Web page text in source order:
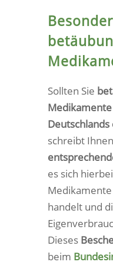
Sollten Sie
schreibt
es sich
handelt und
Dieses
beim